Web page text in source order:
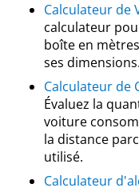
Calculateur de
calculateur
boîte en
ses dimensions.
Calculateur de
Évaluez la
voiture
la distance
utilisé.
Calculateur